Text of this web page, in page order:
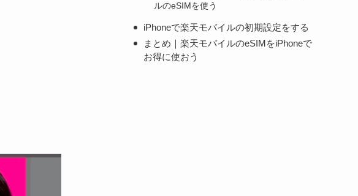
ルのeSIMを使う
iPhoneで楽天モバイルの初期設定をする
まとめ｜楽天モバイルのeSIMをiPhoneで
お得に使おう